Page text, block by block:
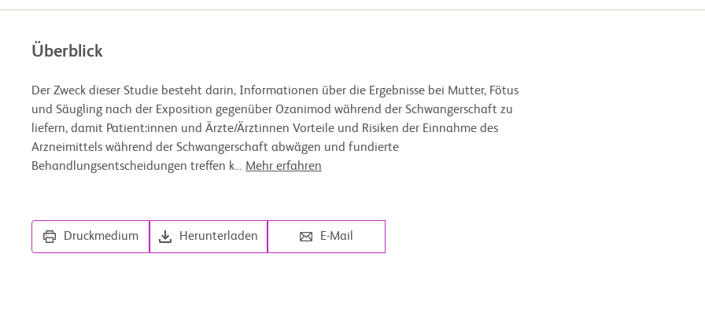
Überblick
Der Zweck dieser Studie besteht darin, Informationen über die Ergebnisse bei Mutter, Fötus
und Säugling nach der Exposition gegenüber Ozanimod während der Schwangerschaft zu
liefern, damit Patient:innen und Ärzte/Ärztinnen Vorteile und Risiken der Einnahme des
Arzneimittels während der Schwangerschaft abwägen und fundierte
Behandlungsentscheidungen treffen k... Mehr erfahren
Druckmedium Herunterladen E-Mail